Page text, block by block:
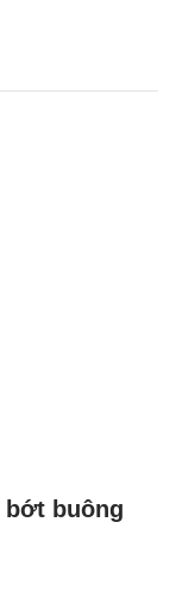
bớt buông